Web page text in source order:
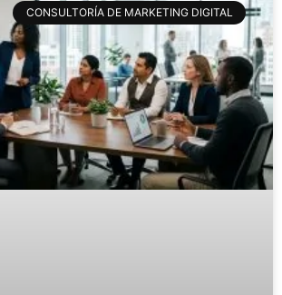
CONSULTORÍA DE MARKETING DIGITAL